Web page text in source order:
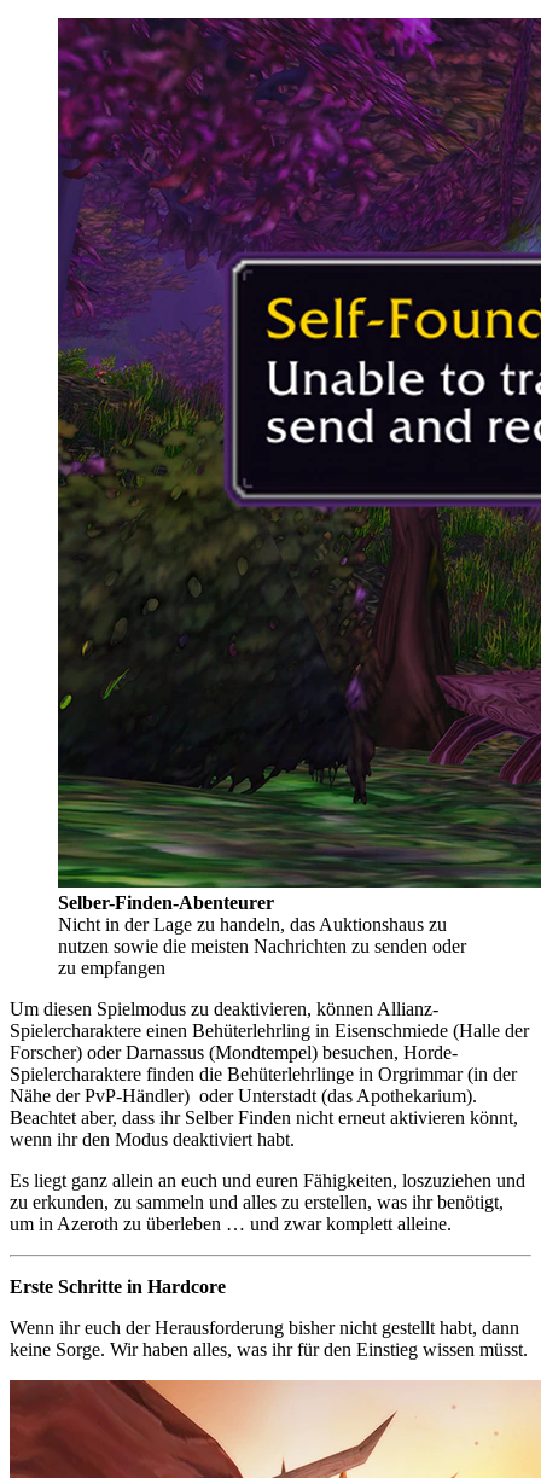
Selber-Finden-Abenteurer
Nicht in der Lage zu handeln, das Auktionshaus zu
nutzen sowie die meisten Nachrichten zu senden oder
zu empfangen
Um diesen Spielmodus zu deaktivieren, können Allianz-
Spielercharaktere einen Behüterlehrling in Eisenschmiede (Halle der
Forscher) oder Darnassus (Mondtempel) besuchen, Horde-
Spielercharaktere finden die Behüterlehrlinge in Orgrimmar (in der
Nähe der PvP-Händler) oder Unterstadt (das Apothekarium).
Beachtet aber, dass ihr Selber Finden nicht erneut aktivieren könnt,
wenn ihr den Modus deaktiviert habt.
Es liegt ganz allein an euch und euren Fähigkeiten, loszuziehen und
zu erkunden, zu sammeln und alles zu erstellen, was ihr benötigt,
um in Azeroth zu überleben … und zwar komplett alleine.
Erste Schritte in Hardcore
Wenn ihr euch der Herausforderung bisher nicht gestellt habt, dann
keine Sorge. Wir haben alles, was ihr für den Einstieg wissen müsst.